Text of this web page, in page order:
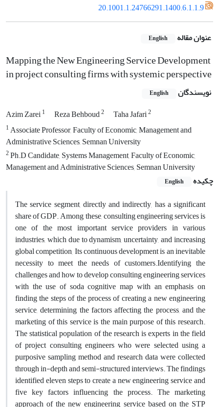
20.1001.1.24766291.1400.6.1.1.9
عنوان مقاله English
Mapping the New Engineering Service Development
in project consulting firms with systemic perspective
نویسندگان English
Azim Zarei1 Reza Behboud2 Taha Jafari2
1Associate Professor, Faculty of Economic, Management and
Administrative Sciences, Semnan University
2Ph.D Candidate, Systems Management, Faculty of Economic,
Management and Administrative Sciences, Semnan University
چکیده
English
The service segment, directly and indirectly, has a significant
share of GDP. Among these, consulting engineering services is
one of the most important service providers in various
industries, which due to dynamism, uncertainty, and increasing
global competition, Its continuous development is an inevitable
necessity to meet the needs of customers.Identifying the
challenges and how to develop consulting engineering services
with the use of soda cognitive map with an emphasis on
finding the steps of the process of creating a new engineering
service, determining the factors affecting the process, and the
marketing of this service is the main purpose of this research.
The statistical population of the research is experts in the field
of project consulting engineers who were selected using a
purposive sampling method and research data were collected
through in-depth and semi-structured interviews. The findings
identified eleven steps to create a new engineering service and
five key factors influencing the process. The marketing
approach of the new engineering service based on the STP